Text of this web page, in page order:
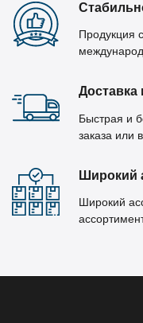
Продукция
Быстрая и
заказа или
Широкий
Широкий